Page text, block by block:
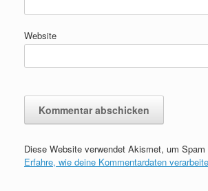
Website
Diese Website verwendet Akismet, um Spam
Erfahre, wie deine Kommentardaten